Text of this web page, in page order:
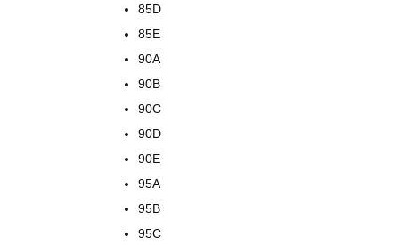
85D
85E
90A
90B
90C
90D
90E
95A
95B
95C